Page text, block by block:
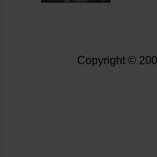
Copyright ©